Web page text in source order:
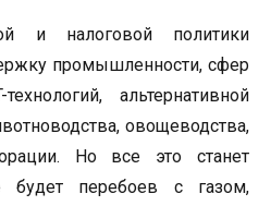
и налоговой политики
промышленности, сфер
альтернативной
овощеводства,
Но все это станет
перебоев с газом,